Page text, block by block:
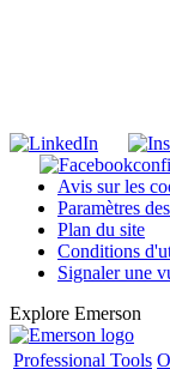
Avis sur les
Paramètres
Plan du site
Conditions
Signaler une
Explore Emerson
Professional Tools